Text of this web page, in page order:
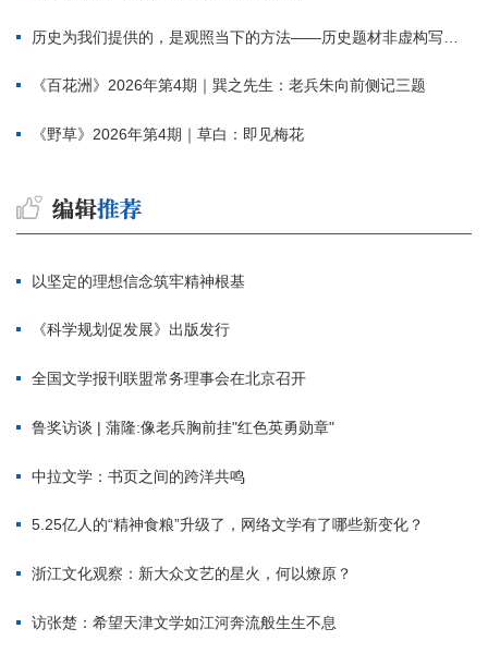
历史为我们提供的，是观照当下的方法——历史题材非虚构写作多人谈
《百花洲》2026年第4期｜巽之先生：老兵朱向前侧记三题
《野草》2026年第4期｜草白：即见梅花
以坚定的理想信念筑牢精神根基
《科学规划促发展》出版发行
全国文学报刊联盟常务理事会在北京召开
鲁奖访谈 | 蒲隆:像老兵胸前挂"红色英勇勋章"
中拉文学：书页之间的跨洋共鸣
5.25亿人的“精神食粮”升级了，网络文学有了哪些新变化？
浙江文化观察：新大众文艺的星火，何以燎原？
访张楚：希望天津文学如江河奔流般生生不息